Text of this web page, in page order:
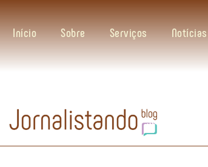
Início Sobre Serviços Notícias